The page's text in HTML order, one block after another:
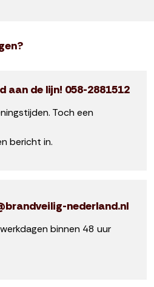
aan de lijn! 058-2881512
Toch een
bericht in.
nederland.nl
binnen 48 uur